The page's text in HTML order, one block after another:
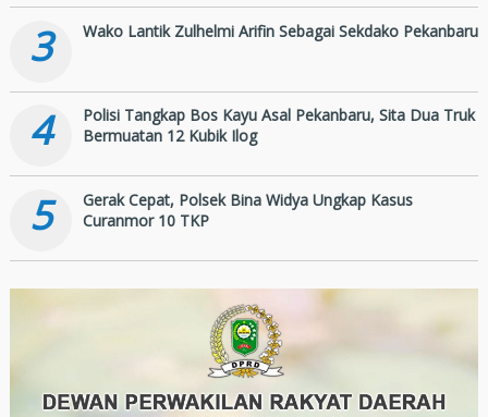
3 Wako Lantik Zulhelmi Arifin Sebagai Sekdako Pekanbaru
4
Polisi Tangkap Bos Kayu Asal Pekanbaru, Sita Dua Truk
Bermuatan 12 Kubik Ilog
5
Gerak Cepat, Polsek Bina Widya Ungkap Kasus
Curanmor 10 TKP